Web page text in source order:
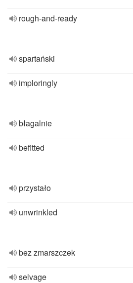
rough-and-ready
spartański
imploringly
błagalnie
befitted
przystało
unwrinkled
bez zmarszczek
selvage